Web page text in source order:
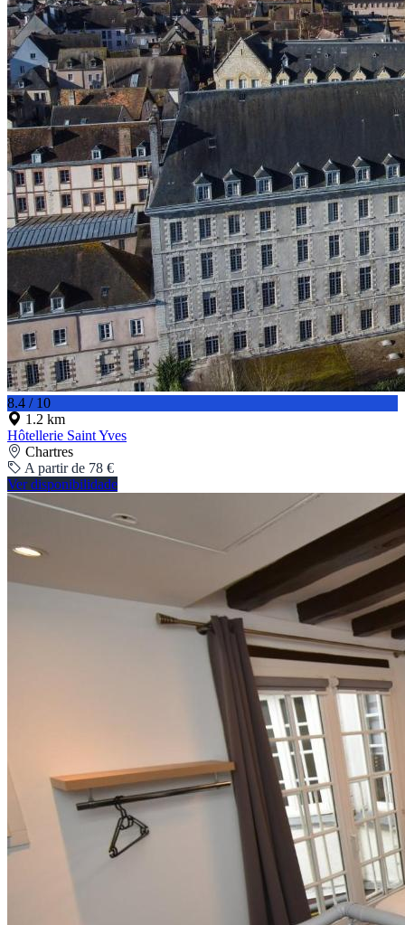
8.4 / 10
1.2 km
Hôtellerie Saint Yves
Chartres
A partir de 78 €
Ver disponibilidade